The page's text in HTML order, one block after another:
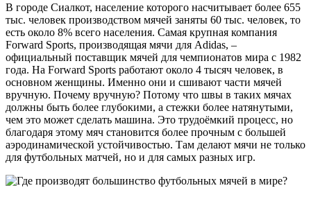
В городе Сиалкот, население которого насчитывает более 655
тыс. человек производством мячей заняты 60 тыс. человек, то
есть около 8% всего населения. Самая крупная компания
Forward Sports, производящая мячи для Adidas, –
официальный поставщик мячей для чемпионатов мира с 1982
года. На Forward Sports работают около 4 тысяч человек, в
основном женщины. Именно они и сшивают части мячей
вручную. Почему вручную? Потому что швы в таких мячах
должны быть более глубокими, а стежки более натянутыми,
чем это может сделать машина. Это трудоёмкий процесс, но
благодаря этому мяч становится более прочным с большей
аэродинамической устойчивостью. Там делают мячи не только
для футбольных матчей, но и для самых разных игр.